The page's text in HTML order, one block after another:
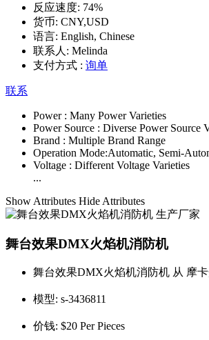
反应速度: 74%
货币: CNY,USD
语言: English, Chinese
联系人: Melinda
支付方式 : 询单
联系
Power : Many Power Varieties
Power Source : Diverse Power Source
Brand : Multiple Brand Range
Operation Mode:Automatic, Semi-
Voltage : Different Voltage Varieties
...
Show Attributes Hide Attributes
舞台效果DMX火焰机消防机
舞台效果DMX火焰机消防机 从 摩
模型: s-3436811
价钱: $20 Per Pieces